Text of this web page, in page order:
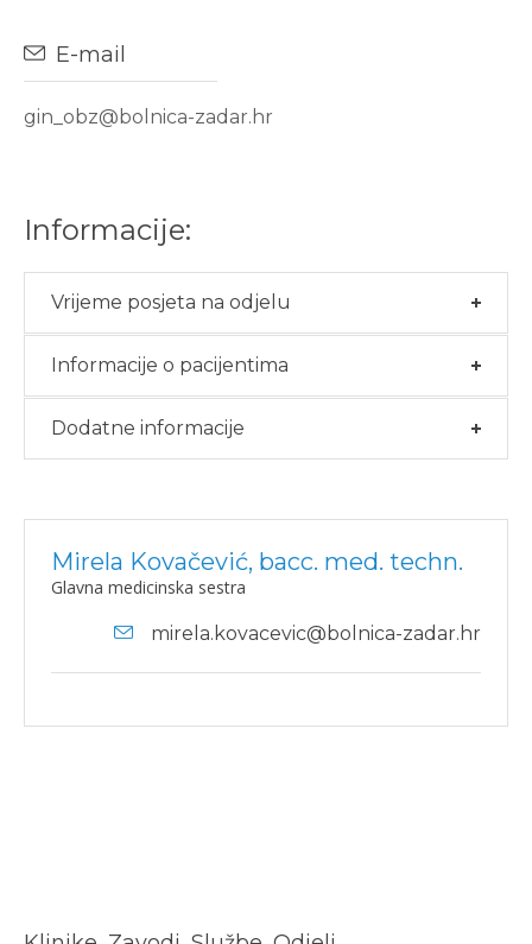
E-mail
gin_obz@bolnica-zadar.hr
Informacije:
Vrijeme posjeta na odjelu
Informacije o pacijentima
Dodatne informacije
Mirela Kovačević, bacc. med. techn.
Glavna medicinska sestra
mirela.kovacevic@bolnica-zadar.hr